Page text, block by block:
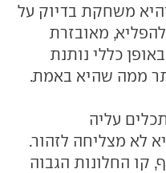
משחקת בדיוק על
מאובזרת
כללי נותנת
ממה שהיא באמת.
עליה
לא מצליחה לזהור.
קו החלונות הגבוה